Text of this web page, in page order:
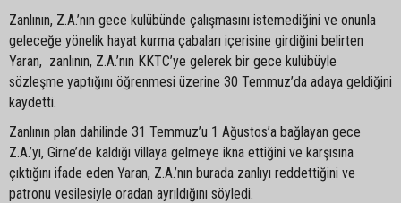
Zanlının, Z.A.’nın gece kulübünde çalışmasını istemediğini ve onunla
geleceğe yönelik hayat kurma çabaları içerisine girdiğini belirten
Yaran, zanlının, Z.A.’nın KKTC’ye gelerek bir gece kulübüyle
sözleşme yaptığını öğrenmesi üzerine 30 Temmuz’da adaya geldiğini
kaydetti.
Zanlının plan dahilinde 31 Temmuz’u 1 Ağustos’a bağlayan gece
Z.A.’yı, Girne’de kaldığı villaya gelmeye ikna ettiğini ve karşısına
çıktığını ifade eden Yaran, Z.A.’nın burada zanlıyı reddettiğini ve
patronu vesilesiyle oradan ayrıldığını söyledi.